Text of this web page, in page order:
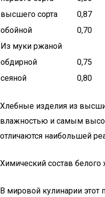
высшего сорта
0,87
обойной
0,70
Из муки ржаной
обдирной
0,75
сеяной
0,80
Хлебные изделия из
влажностью и самым
отличаются наибольшей
Химический состав белого
В мировой кулинарии этот